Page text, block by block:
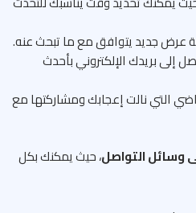
جديد يتوافق مع ما تبحث عنه.
بريدك الإلكتروني بأحدث
التي نالت إعجابك ومشاركتها مع
التواصل، حيث يمكنك بكل